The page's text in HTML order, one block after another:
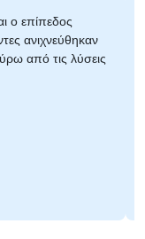
ο επίπεδος
ανιχνεύθηκαν
από τις λύσεις